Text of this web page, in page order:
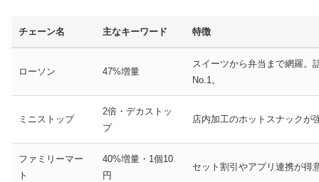
チェーン名 主なキーワード 特徴
ローソン 47%増量
スイーツから弁当まで網羅。
No.1。
ミニストップ
2倍・デカストッ
プ
店内加工のホットスナックが
ファミリーマー
ト
40%増量・1個10
円
セット割引やアプリ連携が得